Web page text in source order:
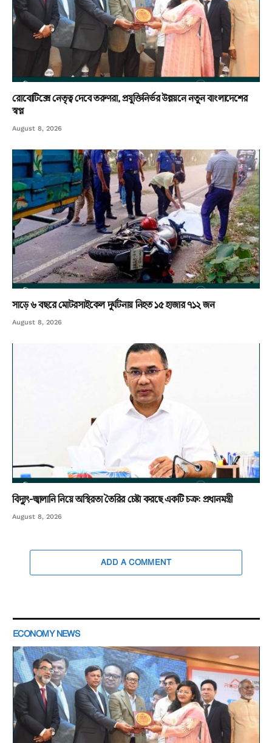
রোবোটিক্সে নেতৃত্ব দেবে তরুণরা, প্রযুক্তিনির্ভর উন্নয়নে নতুন বাংলাদেশের
স্বপ্ন
August 8, 2026
সাড়ে ৬ বছরে মোটরসাইকেল দুর্ঘটনায় নিহত ১৫ হাজার ৭১২ জন
August 8, 2026
বিদ্যুৎ-জ্বালানি নিয়ে অস্থিরতা তৈরির চেষ্টা করছে একটি চক্র: প্রধানমন্ত্রী
August 8, 2026
ADD A COMMENT
ECONOMY NEWS